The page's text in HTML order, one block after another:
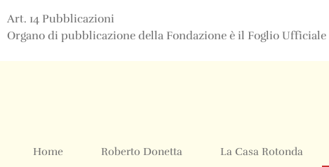
Art. 14 Pubblicazioni
Organo di pubblicazione della Fondazione è il Foglio
Home Roberto Donetta La Casa Rotonda